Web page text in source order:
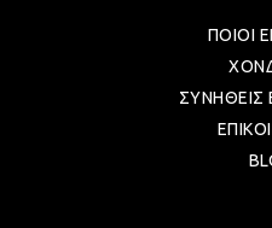
ΠΟΙΟΙ
ΣΥΝΗΘΕΙΣ